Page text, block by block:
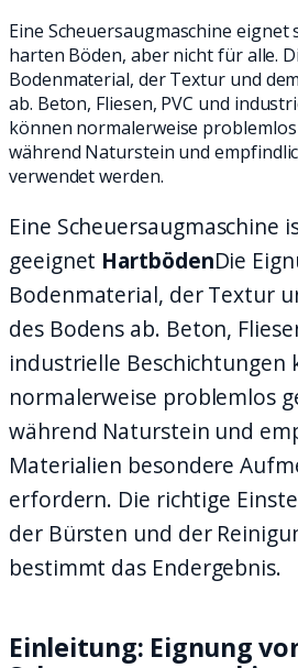
Eine Scheuersaugmaschine eignet
harten Böden, aber nicht für alle.
Bodenmaterial, der Textur und
ab. Beton, Fliesen, PVC und
können normalerweise
während Naturstein und
verwendet werden.
Eine Scheuersaugmaschine
geeignet HartbödenDie
Bodenmaterial, der Textur
des Bodens ab. Beton,
industrielle Beschichtungen
normalerweise problemlos
während Naturstein und
Materialien besondere
erfordern. Die richtige
der Bürsten und der
bestimmt das Endergebnis.
Einleitung: Eignung